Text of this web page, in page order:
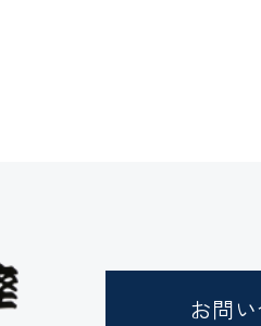
お問